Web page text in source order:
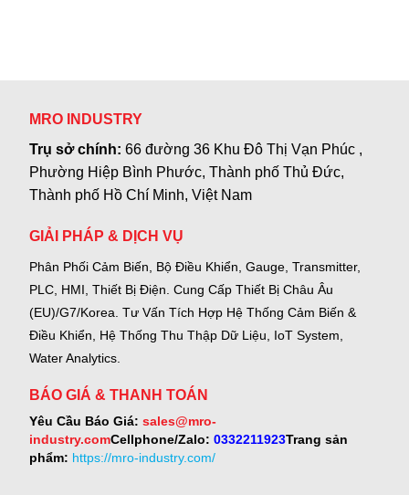
MRO INDUSTRY
Trụ sở chính:66 đường 36 Khu Đô Thị Vạn Phúc ,
Phường Hiệp Bình Phước, Thành phố Thủ Đức,
Thành phố Hồ Chí Minh, Việt Nam
GIẢI PHÁP & DỊCH VỤ
Phân Phối Cảm Biến, Bộ Điều Khiển, Gauge, Transmitter,
PLC, HMI, Thiết Bị Điện. Cung Cấp Thiết Bị Châu Âu
(EU)/G7/Korea. Tư Vấn Tích Hợp Hệ Thống Cảm Biến &
Điều Khiển, Hệ Thống Thu Thập Dữ Liệu, IoT System,
Water Analytics.
BÁO GIÁ & THANH TOÁN
Yêu Cầu Báo Giá: sales@mro-
industry.comCellphone/Zalo: 0332211923Trang sản
phẩm: https://mro-industry.com/